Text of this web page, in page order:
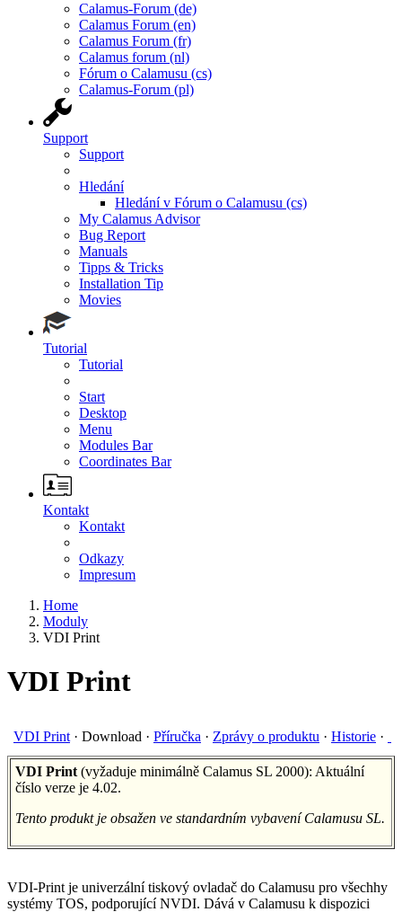
Calamus-Forum (de)
Calamus Forum (en)
Calamus Forum (fr)
Calamus forum (nl)
Fórum o Calamusu (cs)
Calamus-Forum (pl)
Support
Support
Hledání
Hledání v Fórum o Calamusu (cs)
My Calamus Advisor
Bug Report
Manuals
Tipps & Tricks
Installation Tip
Movies
Tutorial
Tutorial
Start
Desktop
Menu
Modules Bar
Coordinates Bar
Kontakt
Kontakt
Odkazy
Impresum
Home
Moduly
VDI Print
VDI Print
VDI Print · Download · Příručka · Zprávy o produktu · Historie ·
VDI Print (vyžaduje minimálně Calamus SL 2000): Aktuální
číslo verze je 4.02.
Tento produkt je obsažen ve standardním vybavení Calamusu SL.
VDI-Print je univerzální tiskový ovladač do Calamusu pro všechhy
systémy TOS, podporující NVDI. Dává v Calamusu k dispozici